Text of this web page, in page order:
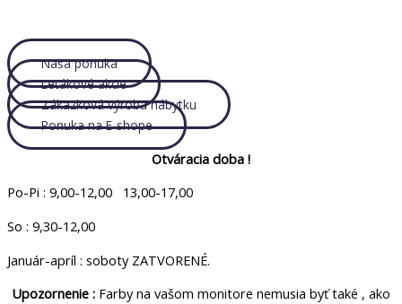
Naša ponuka
Letákové akcie
Zákazková výroba nábytku
Ponuka na E-shope
Otváracia doba !
Po-Pi : 9,00-12,00 13,00-17,00
So : 9,30-12,00
Január-apríl : soboty ZATVORENÉ.
Upozornenie : Farby na vašom monitore nemusia byť také , ako